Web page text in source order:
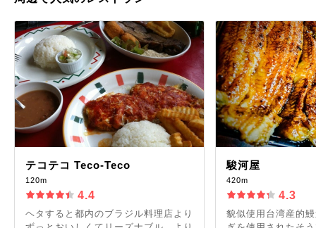
テコテコ Teco-Teco
120m
4.4
ヘタすると都内のブラジル料理店より
駿河屋
420m
4.3
貌似使用台湾産的